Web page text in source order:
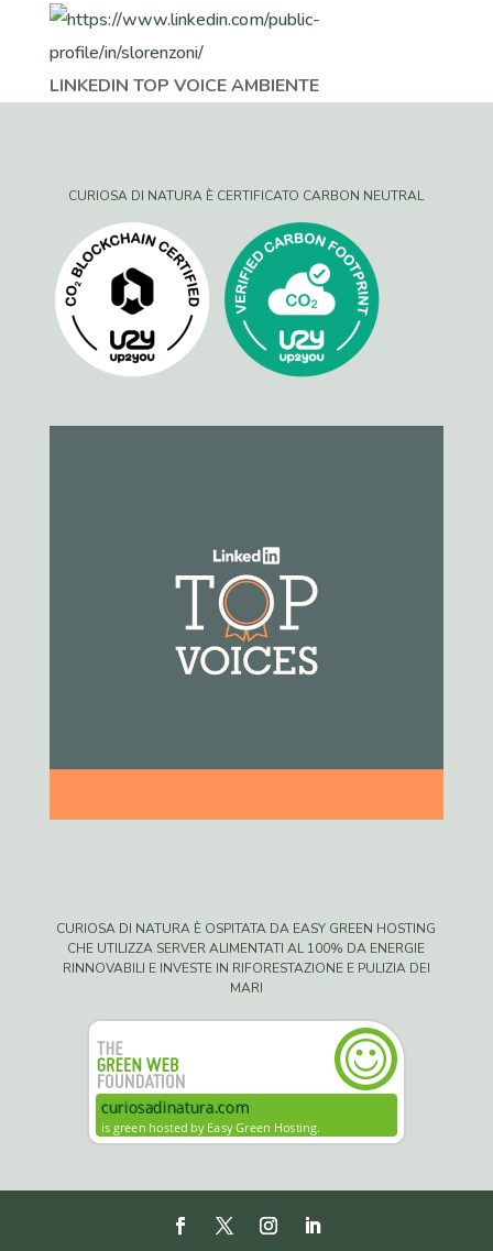
LINKEDIN TOP VOICE AMBIENTE
CURIOSA DI NATURA È CERTIFICATO CARBON NEUTRAL
CURIOSA DI NATURA È OSPITATA DA EASY GREEN HOSTING
CHE UTILIZZA SERVER ALIMENTATI AL 100% DA ENERGIE
RINNOVABILI E INVESTE IN RIFORESTAZIONE E PULIZIA DEI
MARI